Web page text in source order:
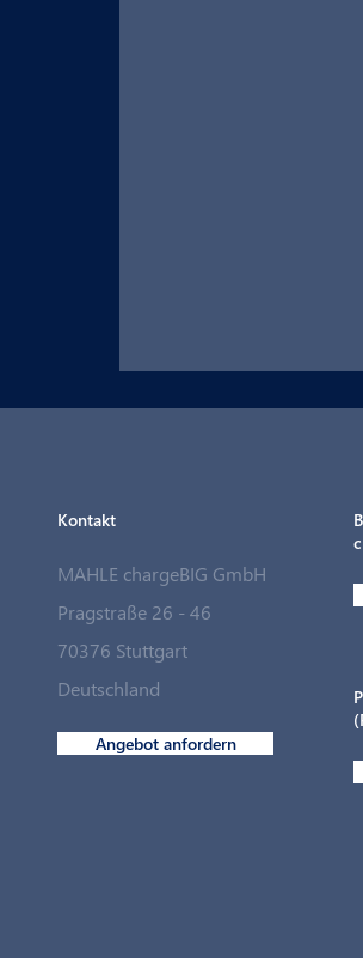
MAHLE chargeBIG
Partnerschaft mit
Kontakt
MAHLE chargeBIG GmbH
Pragstraße 26 - 46
70376 Stuttgart
Deutschland
Angebot anfordern